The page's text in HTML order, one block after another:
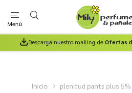
Menú
Descargá nuestro mailing de Ofertas
Inicio plenitud pants plus 5%